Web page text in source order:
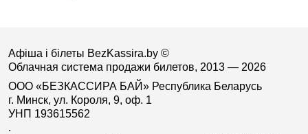
Афіша і білеты BezKassira.by ©
Облачная система продажи билетов, 2013 — 2026
ООО «БЕЗКАССИРА БАЙ» Республика Беларусь
г. Минск, ул. Короля, 9, оф. 1
УНП 193615562
.